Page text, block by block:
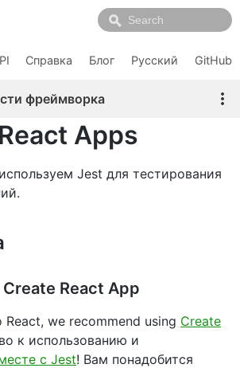
Справка Блог Русский GitHub
фреймворка
Apps
Jest для тестирования
React App
we recommend using Create
к использованию и
с Jest! Вам понадобится